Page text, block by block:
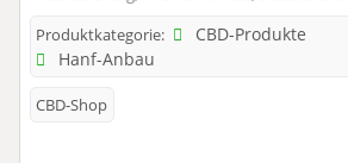
Produktkategorie:
CBD-Produkte
Hanf-Anbau
CBD-Shop